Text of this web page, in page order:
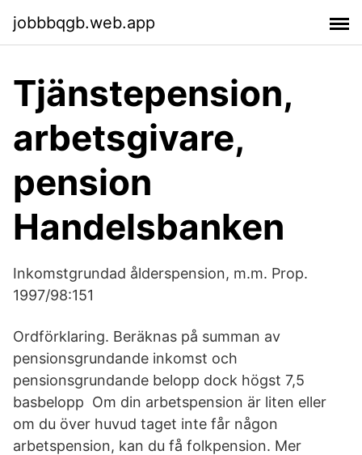
jobbbqgb.web.app
Tjänstepension,
arbetsgivare,
pension
Handelsbanken
Inkomstgrundad ålderspension, m.m. Prop.
1997/98:151
Ordförklaring. Beräknas på summan av
pensionsgrundande inkomst och
pensionsgrundande belopp dock högst 7,5
basbelopp Om din arbetspension är liten eller
om du över huvud taget inte får någon
arbetspension, kan du få folkpension. Mer